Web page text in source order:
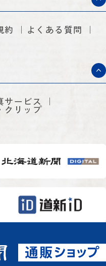
約 よくある質問
サービス
クリップ